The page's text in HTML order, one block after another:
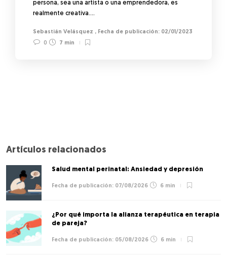
persona, sea una artista o una emprendedora, es
realmente creativa….
Sebastián Velásquez ,
02/01/2023
0
7 min
Artículos relacionados
Salud mental perinatal: Ansiedad y depresión
07/08/2026 6 min
¿Por qué importa la alianza terapéutica en terapia
de pareja?
05/08/2026 6 min